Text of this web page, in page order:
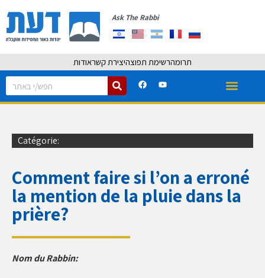
Ask The Rabbi
אודותיצירת קשררשימת תפוצהתרומה
Catégorie:
Comment faire si l’on a erroné
la mention de la pluie dans la
prière?
Nom du Rabbin: